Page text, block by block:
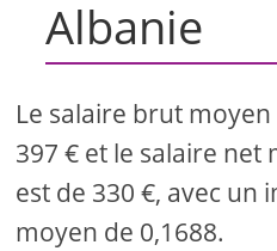
Albanie
Le salaire brut
397 € et le salaire net
est de 330 €, avec un
moyen de 0,1688.